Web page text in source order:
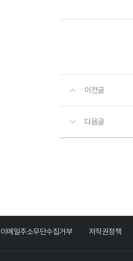
이전글
다음글
이메일주소무단수집거부 저작권정책